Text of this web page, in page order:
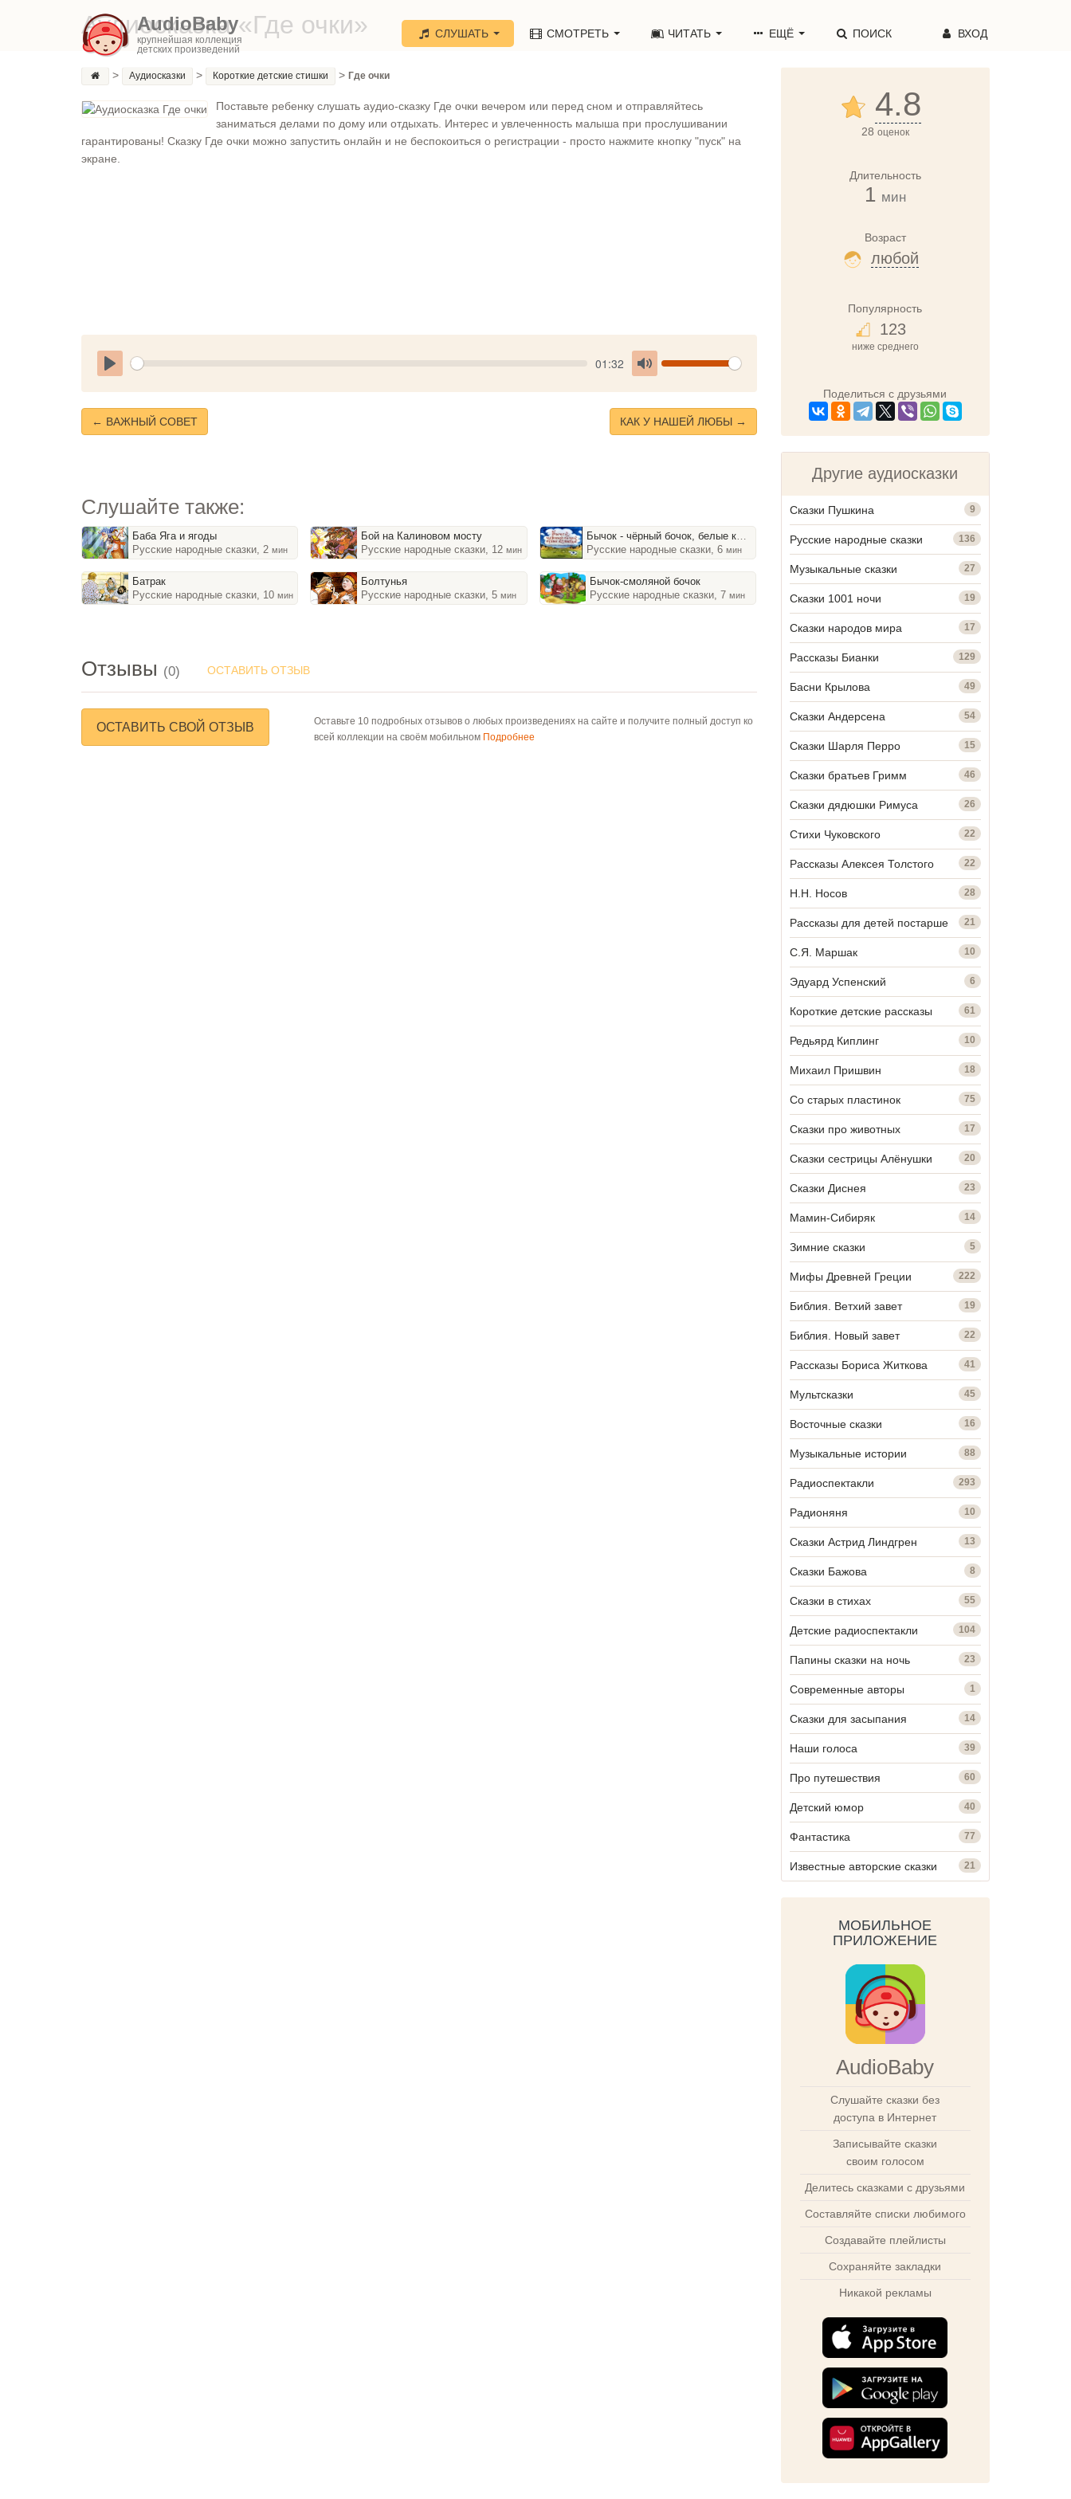
AudioBaby
крупнейшая коллекция
детских произведений
СЛУШАТЬ СМОТРЕТЬ ЧИТАТЬ ЕЩЁ ПОИСК ВХОД
Аудиосказка «Где очки»
> Аудиосказки > Короткие детские стишки > Где очки
Поставьте ребенку слушать аудио-сказку Где очки вечером или перед сном и отправляйтесь
заниматься делами по дому или отдыхать. Интерес и увлеченность малыша при прослушивании
гарантированы! Сказку Где очки можно запустить онлайн и не беспокоиться о регистрации - просто нажмите кнопку "пуск" на
экране.
Play
Current
time
01:32
Toggle
Volume
← ВАЖНЫЙ СОВЕТ КАК У НАШЕЙ ЛЮБЫ →
Слушайте также:
Баба Яга и ягоды
Русские народные сказки, 2 мин
Батрак
Русские народные сказки, 10 мин
Бой на Калиновом мосту
Русские народные сказки, 12 мин
Болтунья
Русские народные сказки, 5 мин
Бычок - чёрный бочок, белые копытца
Русские народные сказки, 6мин
Бычок-смоляной бочок
Русские народные сказки, 7мин
Отзывы (0) ОСТАВИТЬ ОТЗЫВ
ОСТАВИТЬ СВОЙ ОТЗЫВ
Оставьте 10 подробных отзывов о любых произведениях на сайте и получите полный доступ ко
всей коллекции на своём мобильном Подробнее
4.8
28 оценок
Длительность
1 мин
Возраст
любой
Популярность
123
ниже среднего
Поделиться с друзьями
Другие аудиосказки
Сказки Пушкина 9
Русские народные сказки 136
Музыкальные сказки 27
Сказки 1001 ночи 19
Сказки народов мира 17
Рассказы Бианки 129
Басни Крылова 49
Сказки Андерсена 54
Сказки Шарля Перро 15
Сказки братьев Гримм 46
Сказки дядюшки Римуса 26
Стихи Чуковского 22
Рассказы Алексея Толстого 22
Н.Н. Носов 28
Рассказы для детей постарше 21
С.Я. Маршак 10
Эдуард Успенский 6
Короткие детские рассказы 61
Редьярд Киплинг 10
Михаил Пришвин 18
Со старых пластинок 75
Сказки про животных 17
Сказки сестрицы Алёнушки 20
Сказки Диснея 23
Мамин-Сибиряк 14
Зимние сказки 5
Мифы Древней Греции 222
Библия. Ветхий завет 19
Библия. Новый завет 22
Рассказы Бориса Житкова 41
Мультсказки 45
Восточные сказки 16
Музыкальные истории 88
Радиоспектакли 293
Радионяня 10
Сказки Астрид Линдгрен 13
Сказки Бажова 8
Сказки в стихах 55
Детские радиоспектакли 104
Папины сказки на ночь 23
Современные авторы 1
Сказки для засыпания 14
Наши голоса 39
Про путешествия 60
Детский юмор 40
Фантастика 77
Известные авторские сказки 21
МОБИЛЬНОЕ
ПРИЛОЖЕНИЕ
AudioBaby
Слушайте сказки без
доступа в Интернет
Записывайте сказки
своим голосом
Делитесь сказками с друзьями
Составляйте списки любимого
Создавайте плейлисты
Сохраняйте закладки
Никакой рекламы